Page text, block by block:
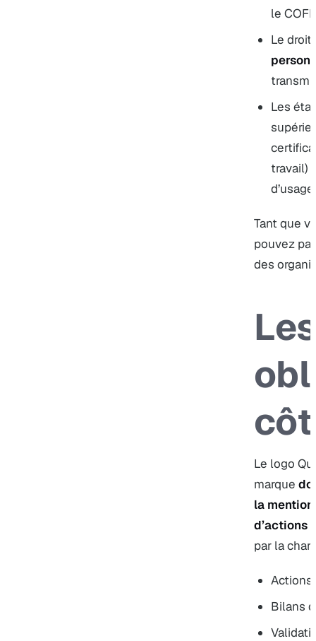
le
Le droit
Les
travail)
Tant que
pouvez
des
Le logo
marque
la
d’actions
par la
Actions
Bilans